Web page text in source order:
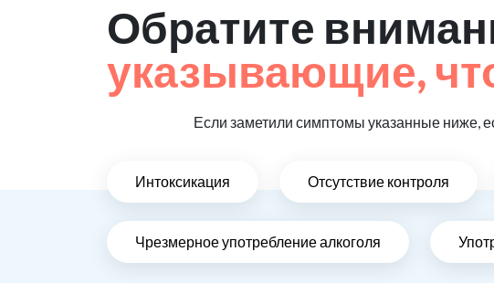
Обратите
указывающие,
Если заметили симптомы указанные ниже,
Интоксикация Отсутствие контроля
Чрезмерное употребление алкоголя